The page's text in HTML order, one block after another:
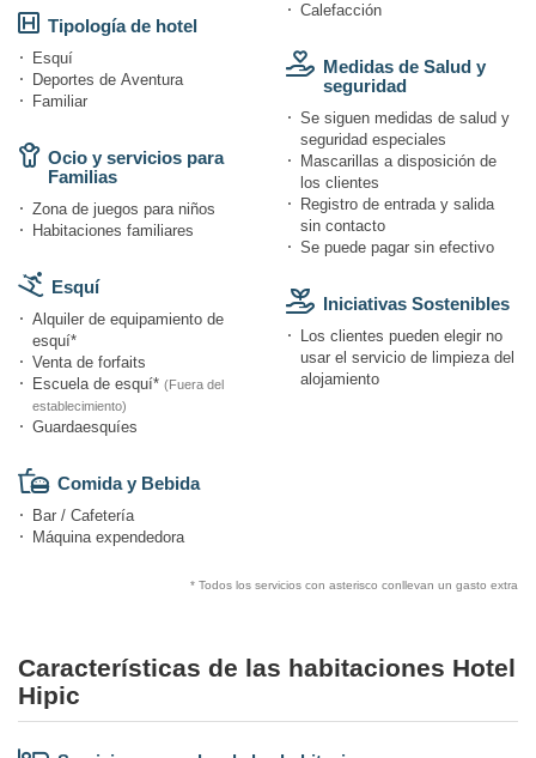
Tipología de hotel
Esquí
Deportes de Aventura
Familiar
Ocio y servicios para
Familias
Zona de juegos para niños
Habitaciones familiares
Esquí
Alquiler de equipamiento de
esquí*
Venta de forfaits
Escuela de esquí* (Fuera del
establecimiento)
Guardaesquíes
Comida y Bebida
Bar / Cafetería
Máquina expendedora
Calefacción
Medidas de Salud y
seguridad
Se siguen medidas de salud y
seguridad especiales
Mascarillas a disposición de
los clientes
Registro de entrada y salida
sin contacto
Se puede pagar sin efectivo
Iniciativas Sostenibles
Los clientes pueden elegir no
usar el servicio de limpieza del
alojamiento
* Todos los servicios con asterisco conllevan un gasto extra
Características de las habitaciones Hotel
Hipic